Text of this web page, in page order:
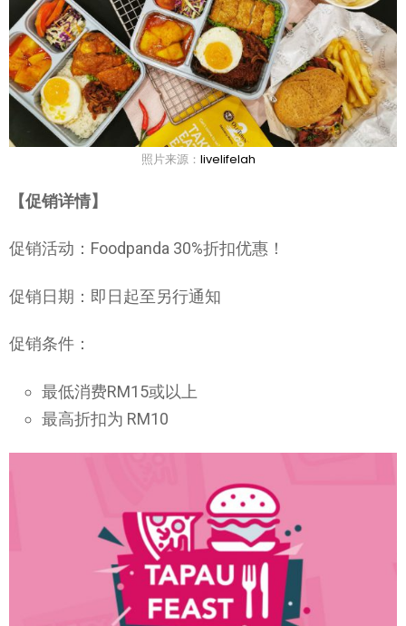
照片来源： livelifelah
【促销详情】
促销活动：Foodpanda 30%折扣优惠！
促销日期：即日起至另行通知
促销条件：
最低消费RM15或以上
最高折扣为 RM10